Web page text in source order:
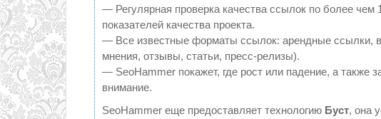
— Регулярная проверка качества ссылок по более чем
показателей качества проекта.
— Все известные форматы ссылок: арендные ссылки,
мнения, отзывы, статьи, пресс-релизы).
— SeoHammer покажет, где рост или падение, а также
внимание.
SeoHammer еще предоставляет технологию Буст, она